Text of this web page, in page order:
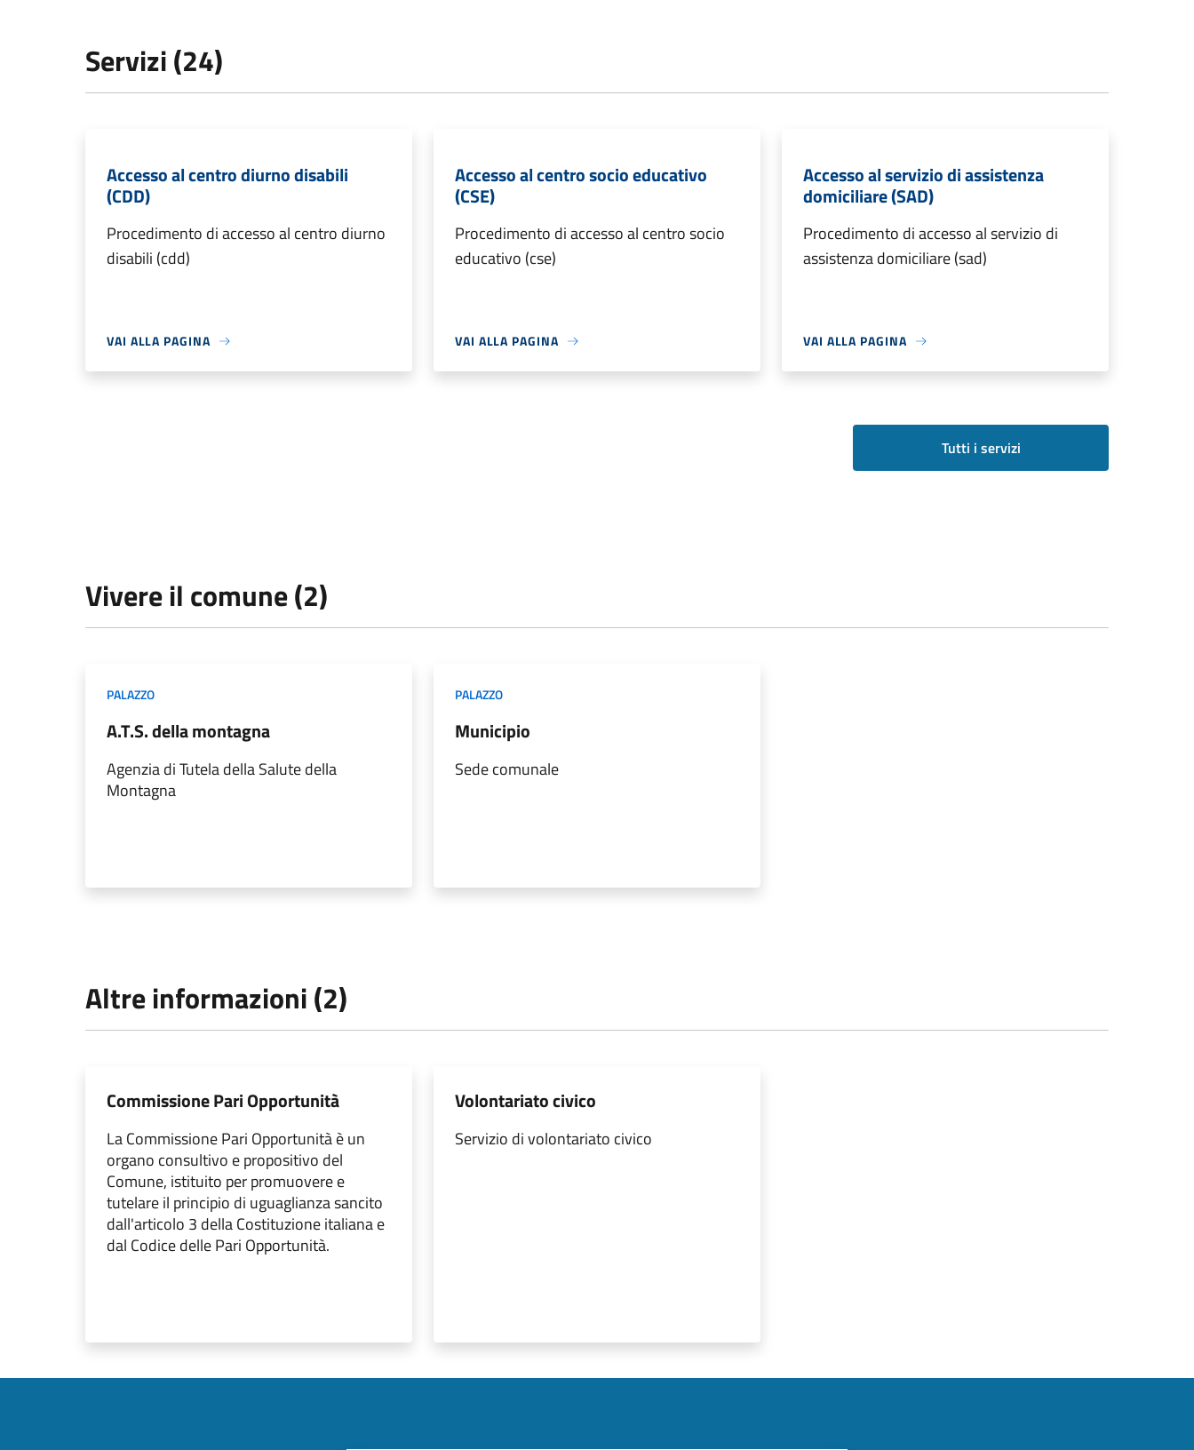
Servizi (24)
Accesso al centro diurno disabili
(CDD)
Procedimento di accesso al centro diurno
disabili (cdd)
VAI ALLA PAGINA
Accesso al centro socio educativo
(CSE)
Procedimento di accesso al centro socio
educativo (cse)
VAI ALLA PAGINA
Accesso al servizio di assistenza
domiciliare (SAD)
Procedimento di accesso al servizio di
assistenza domiciliare (sad)
VAI ALLA PAGINA
Tutti i servizi
Vivere il comune (2)
PALAZZO
A.T.S. della montagna
Agenzia di Tutela della Salute della
Montagna
PALAZZO
Municipio
Sede comunale
Altre informazioni (2)
Commissione Pari Opportunità
La Commissione Pari Opportunità è un
organo consultivo e propositivo del
Comune, istituito per promuovere e
tutelare il principio di uguaglianza sancito
dall'articolo 3 della Costituzione italiana e
dal Codice delle Pari Opportunità.
Volontariato civico
Servizio di volontariato civico